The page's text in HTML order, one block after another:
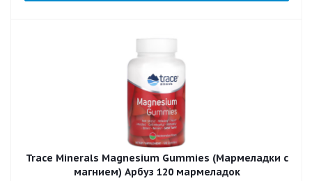
Trace Minerals Magnesium Gummies (Мармеладки с
магнием) Арбуз 120 мармеладок